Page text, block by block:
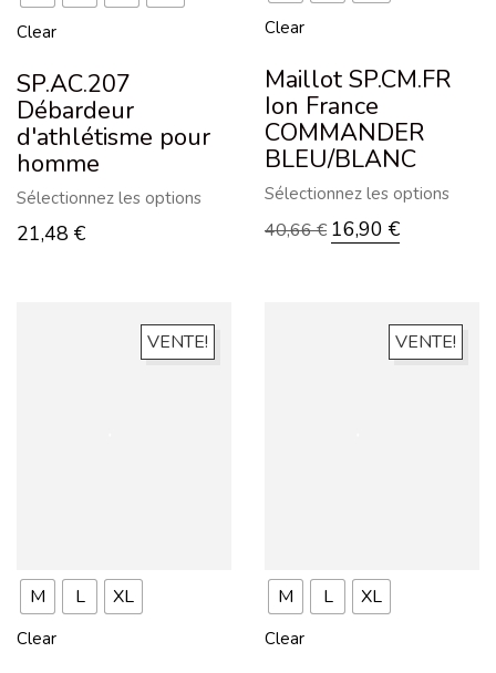
Clear
SP.AC.207
Débardeur
d'athlétisme pour
homme
Sélectionnez les options
21,48 €
Clear
Maillot SP.CM.FR
Ion France
COMMANDER
BLEU/BLANC
Sélectionnez les options
40,66€ 16,90 €
VENTE!
M L XL
Clear
VENTE!
M L XL
Clear